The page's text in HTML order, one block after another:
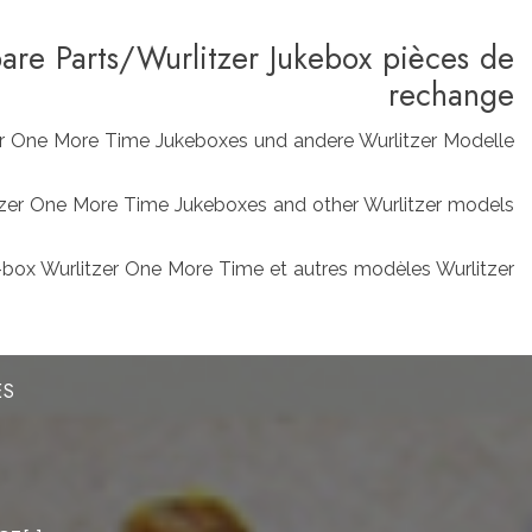
Parts/Wurlitzer Jukebox pièces de
rechange
More Time Jukeboxes und andere Wurlitzer Modelle
One More Time Jukeboxes and other Wurlitzer models
Wurlitzer One More Time et autres modèles Wurlitzer